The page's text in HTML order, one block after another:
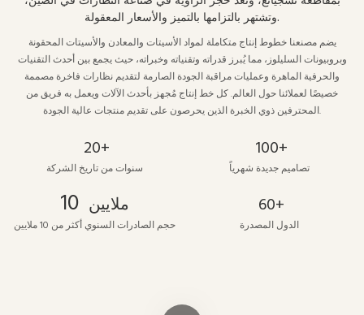
وتشتهر بالتزامها بالتميز والأسعار المعقولة.
يضم مصنعنا خطوط إنتاج متكاملة لمواد الأسيتات والمعادن والأسيتات المحقونة
وبروبيونات السليلوز، مما يُبرز قدراته وتقنياته وخبراته، حيث يجمع بين أحدث التقنيات
والحرفية الماهرة وعمليات مراقبة الجودة الصارمة لتقديم نظارات فاخرة مصممة
خصيصًا لعملائنا حول العالم. كل خط إنتاج مُجهز بأحدث الآلات ويعمل به فريق من
المحترفين ذوي الخبرة الذين يحرصون على تقديم منتجات عالية الجودة.
20+
سنوات من تاريخ الشركة
100+
تصاميم جديدة شهرياً
10 ملايين
حجم الصادرات السنوي أكثر من 10 ملايين
60+
الدول المصدرة